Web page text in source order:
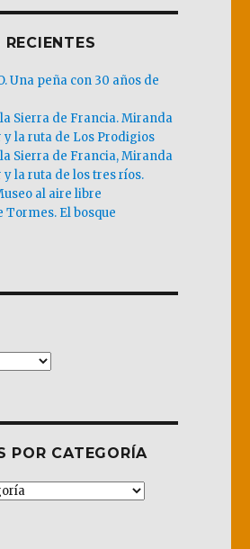
Una peña con 30 años de
Sierra de Francia. Miranda
y la ruta de Los Prodigios
Sierra de Francia, Miranda
y la ruta de los tres ríos.
al aire libre
Tormes. El bosque
POR CATEGORÍA